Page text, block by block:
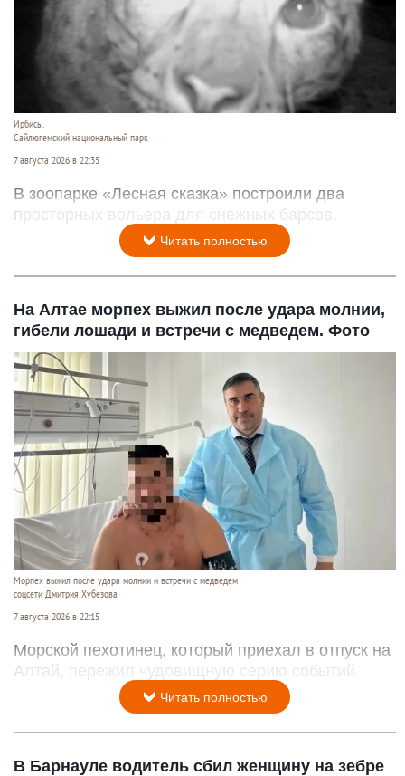
Ирбисы.
Сайлюгемский национальный парк
7 августа 2026 в 22:35
В зоопарке «Лесная сказка» построили два
просторных вольера для снежных барсов.
Читать полностью
На Алтае морпех выжил после удара молнии,
гибели лошади и встречи с медведем. Фото
Морпех выжил после удара молнии и встречи с медведем
соцсети Дмитрия Хубезова
7 августа 2026 в 22:15
Морской пехотинец, который приехал в отпуск на
Алтай, пережил чудовищную серию событий.
Читать полностью
В Барнауле водитель сбил женщину на зебре